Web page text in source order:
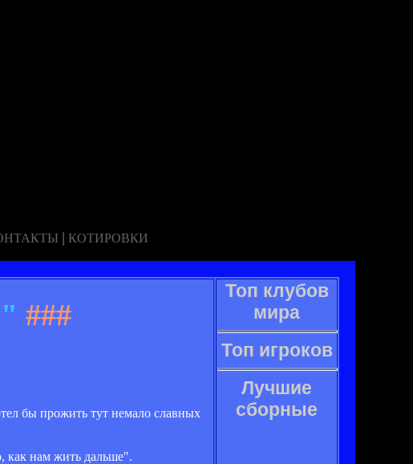
| КОТИРОВКИ
###
бы прожить тут немало славных
как нам жить дальше".
Топ клубов
мира
Топ игроков
Лучшие
сборные